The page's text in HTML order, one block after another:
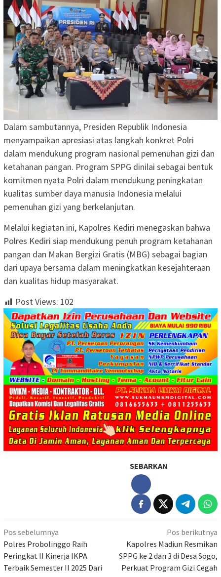
Dalam sambutannya, Presiden Republik Indonesia
menyampaikan apresiasi atas langkah konkret Polri
dalam mendukung program nasional pemenuhan gizi dan
ketahanan pangan. Program SPPG dinilai sebagai bentuk
komitmen nyata Polri dalam mendukung peningkatan
kualitas sumber daya manusia Indonesia melalui
pemenuhan gizi yang berkelanjutan.
Melalui kegiatan ini, Kapolres Kediri menegaskan bahwa
Polres Kediri siap mendukung penuh program ketahanan
pangan dan Makan Bergizi Gratis (MBG) sebagai bagian
dari upaya bersama dalam meningkatkan kesejahteraan
dan kualitas hidup masyarakat.
Post Views: 102
SEBARKAN
Navigasi
pos
Pos sebelumnya
Polres Probolinggo Raih
Peringkat II Kinerja IKPA
Terbaik Semester II 2025 Dari
Pos berikutnya
Kapolres Madiun Resmikan
SPPG ke 2 dan 3 di Desa Sogo,
Perkuat Program Gizi Cegah